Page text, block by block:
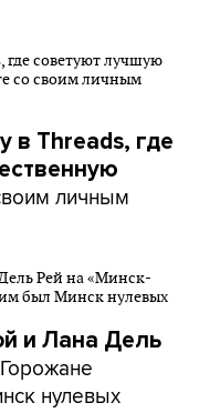
в Threads, где
личным
и Лана Дель
Горожане
нулевых